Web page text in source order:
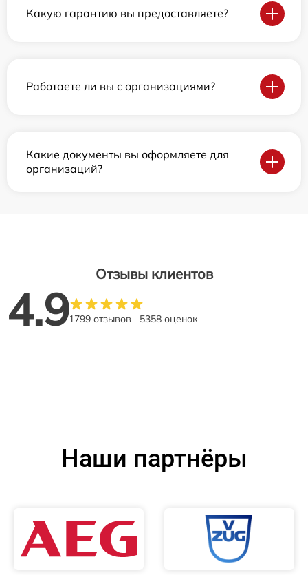
Какую гарантию вы предоставляете?
Работаете ли вы с организациями?
Какие документы вы оформляете для
организаций?
Отзывы клиентов
4.91799 отзывов 5358 оценок
Наши партнёры